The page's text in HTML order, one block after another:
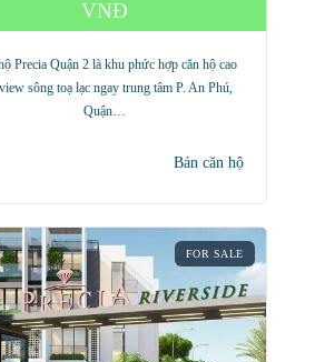
VNĐ
Precia Quận 2 là khu phức hợp căn hộ cao
sông toạ lạc ngay trung tâm P. An Phú,
Quận…
Bán căn hộ
FOR SALE